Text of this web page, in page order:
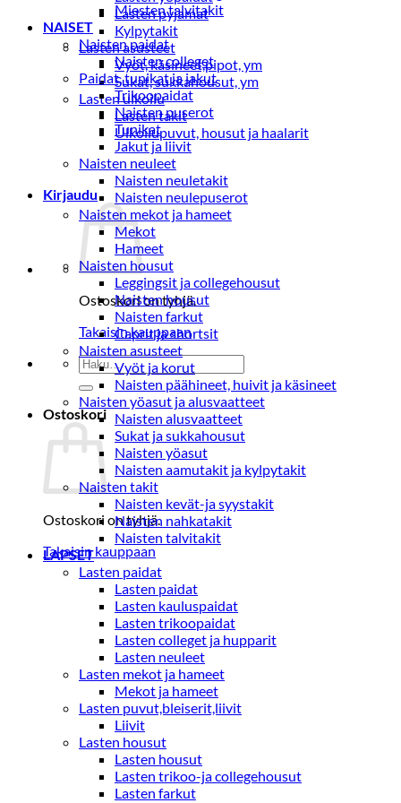
Lasten pyjamat
Kylpytakit
Lasten asusteet
Vyöt, käsineet,pipot, ym
Sukat, sukkahousut, ym
Lasten ulkoilu
Lasten takit
Ulkoilupuvut, housut ja haalarit
Kirjaudu
Ostoskori on tyhjä.
Takaisin kauppaan
Etsi:
Ostoskori
Ostoskori on tyhjä.
Takaisin kauppaan
Miesten talvitakit
NAISET
Naisten paidat
Naisten colleget
Paidat, tunikat ja jakut
Trikoopaidat
Naisten puserot
Tunikat
Jakut ja liivit
Naisten neuleet
Naisten neuletakit
Naisten neulepuserot
Naisten mekot ja hameet
Mekot
Hameet
Naisten housut
Leggingsit ja collegehousut
Naisten housut
Naisten farkut
Caprit ja shortsit
Naisten asusteet
Vyöt ja korut
Naisten päähineet, huivit ja käsineet
Naisten yöasut ja alusvaatteet
Naisten alusvaatteet
Sukat ja sukkahousut
Naisten yöasut
Naisten aamutakit ja kylpytakit
Naisten takit
Naisten kevät-ja syystakit
Naisten nahkatakit
Naisten talvitakit
LAPSET
Lasten paidat
Lasten paidat
Lasten kauluspaidat
Lasten trikoopaidat
Lasten colleget ja hupparit
Lasten neuleet
Lasten mekot ja hameet
Mekot ja hameet
Lasten puvut,bleiserit,liivit
Liivit
Lasten housut
Lasten housut
Lasten trikoo-ja collegehousut
Lasten farkut